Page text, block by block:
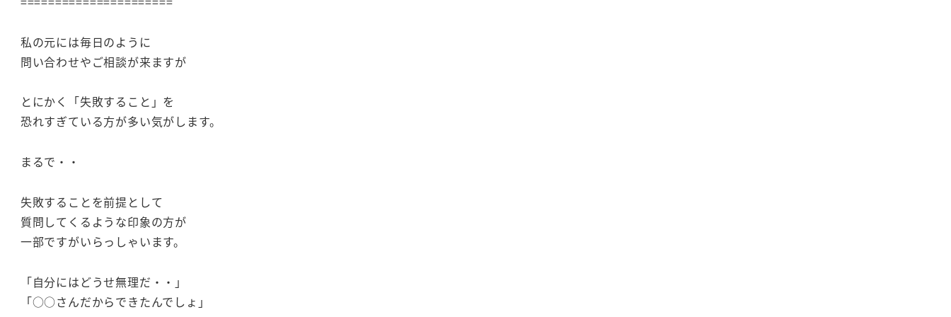
私の元には毎日のように
問い合わせやご相談が来ますが
とにかく「失敗すること」を
恐れすぎている方が多い気がします。
まるで・・
失敗することを前提として
質問してくるような印象の方が
一部ですがいらっしゃいます。
「自分にはどうせ無理だ・・」
「○○さんだからできたんでしょ」